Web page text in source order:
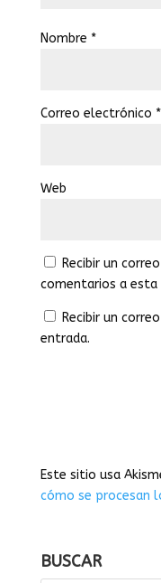
Nombre *
Correo electrónico *
Web
Recibir un
comentarios a esta
Recibir un
entrada.
Este sitio usa
cómo se procesan
BUSCAR